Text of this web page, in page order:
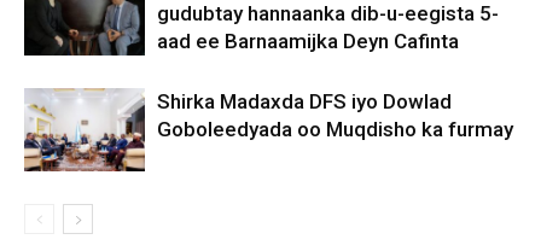
gudubtay hannaanka dib-u-eegista 5-
aad ee Barnaamijka Deyn Cafinta
Shirka Madaxda DFS iyo Dowlad
Goboleedyada oo Muqdisho ka furmay